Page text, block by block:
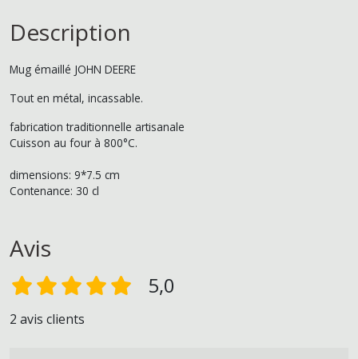
Description
Mug émaillé JOHN DEERE
Tout en métal, incassable.
fabrication traditionnelle artisanale
Cuisson au four à 800°C.
dimensions: 9*7.5 cm
Contenance: 30 cl
Avis
5,0
2 avis clients